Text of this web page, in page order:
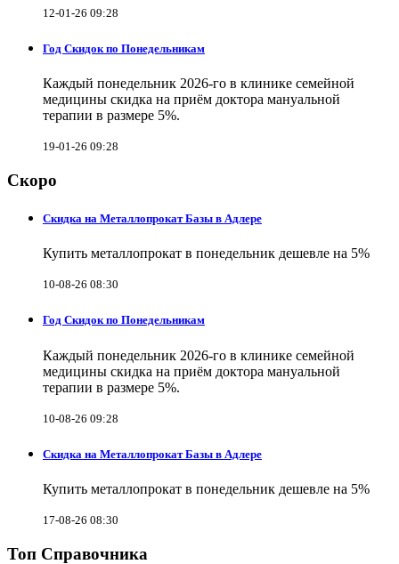
12-01-26 09:28
Год Скидок по Понедельникам
Каждый понедельник 2026-го в клинике семейной
медицины скидка на приём доктора мануальной
терапии в размере 5%.
19-01-26 09:28
Скоро
Скидка на Металлопрокат Базы в Адлере
Купить металлопрокат в понедельник дешевле на 5%
10-08-26 08:30
Год Скидок по Понедельникам
Каждый понедельник 2026-го в клинике семейной
медицины скидка на приём доктора мануальной
терапии в размере 5%.
10-08-26 09:28
Скидка на Металлопрокат Базы в Адлере
Купить металлопрокат в понедельник дешевле на 5%
17-08-26 08:30
Топ Справочника